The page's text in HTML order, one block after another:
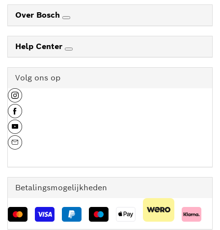
Over Bosch
Help Center
Volg ons op
Betalingsmogelijkheden